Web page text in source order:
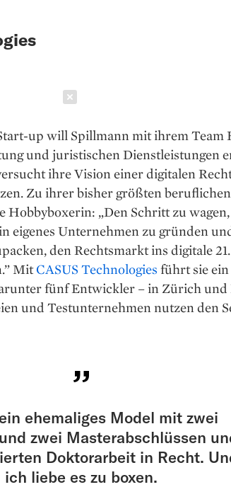
up will Spillmann mit ihrem Team
und juristischen Dienstleistungen
ihre Vision einer digitalen
Zu ihrer bisher größten beruflichen
Hobbyboxerin: „Den Schritt zu
eigenes Unternehmen zu gründen
den Rechtsmarkt ins digitale 21.
MitCASUS Technologies führt sie ein
fünf Entwickler – in Zürich und
und Testunternehmen nutzen den
ehemaliges Model mit zwei
zwei Masterabschlüssen
Doktorarbeit in Recht.
ich liebe es zu boxen.